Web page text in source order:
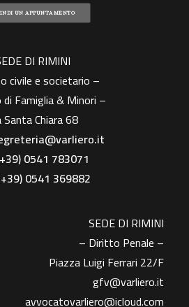
UN APPUNTAMENTO
DI RIMINI
civile e societario –
Famiglia & Minori –
Santa Chiara 68
0541 783071
0541 369882
SEDE DI RIMINI
– Diritto Penale –
Piazza Luigi Ferrari 22/F
gfv@varliero.it
avvocatovarliero@icloud.com